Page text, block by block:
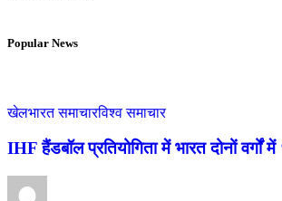
Popular News
खेलभारत समाचारविश्व समाचार
IHF हैंडबॉल प्रतियोगिता में भारत दोनों वर्गों में